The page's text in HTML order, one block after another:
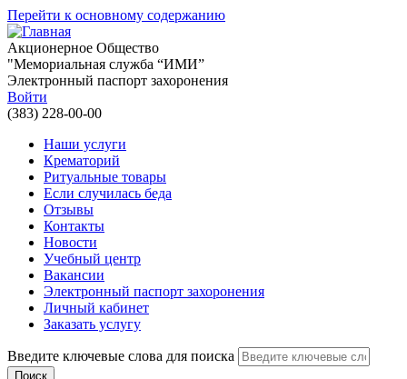
Перейти к основному содержанию
Акционерное Общество
"Мемориальная служба “ИМИ”
Электронный паспорт захоронения
Войти
(383) 228-00-00
Наши услуги
Крематорий
Ритуальные товары
Если случилась беда
Отзывы
Контакты
Новости
Учебный центр
Вакансии
Электронный паспорт захоронения
Личный кабинет
Заказать услугу
Введите ключевые слова для поиска